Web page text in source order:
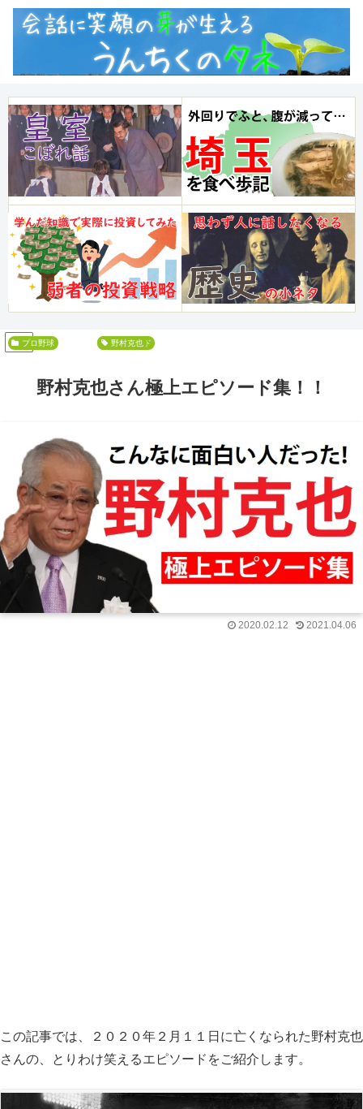
PR
野村克也さん極上エピソード集！！
2020.02.12 2021.04.06
この記事では、２０２０年２月１１日に亡くなられた野村克也
さんの、とりわけ笑えるエピソードをご紹介します。
プロ野球 エピソード
野村克也